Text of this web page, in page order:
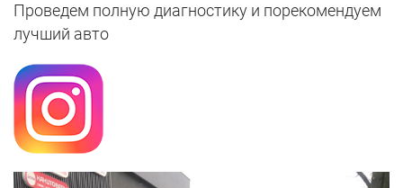
Проведем полную диагностику и порекомендуем
лучший авто